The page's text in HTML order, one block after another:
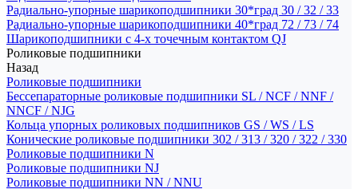
Радиально-упорные шарикоподшипники 30*град 30 / 32 / 33
Радиально-упорные шарикоподшипники 40*град 72 / 73 / 74
Шарикоподшипники с 4-х точечным контактом QJ
Роликовые подшипники
Назад
Роликовые подшипники
Бессепараторные роликовые подшипники SL / NCF / NNF /
NNCF / NJG
Кольца упорных роликовых подшипников GS / WS / LS
Конические роликовые подшипники 302 / 313 / 320 / 322 / 330
Роликовые подшипники N
Роликовые подшипники NJ
Роликовые подшипники NN / NNU